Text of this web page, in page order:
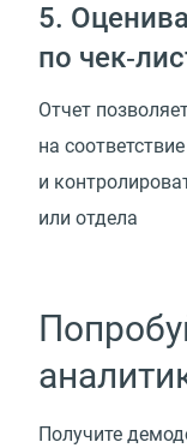
5.
по
Отчет
на
и
или отдела
Получите